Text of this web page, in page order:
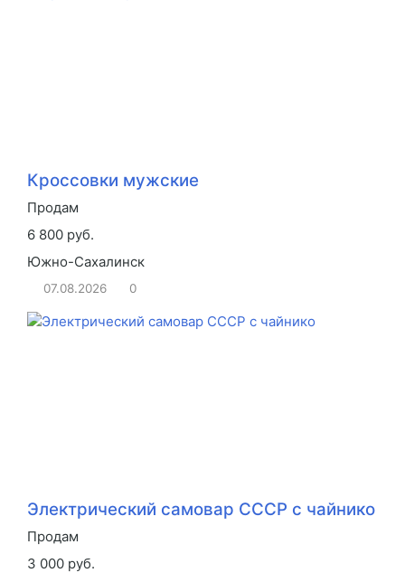
Кроссовки мужские
Продам
6 800 руб.
Южно-Сахалинск
07.08.2026 0
Электрический самовар СССР с чайнико
Продам
3 000 руб.